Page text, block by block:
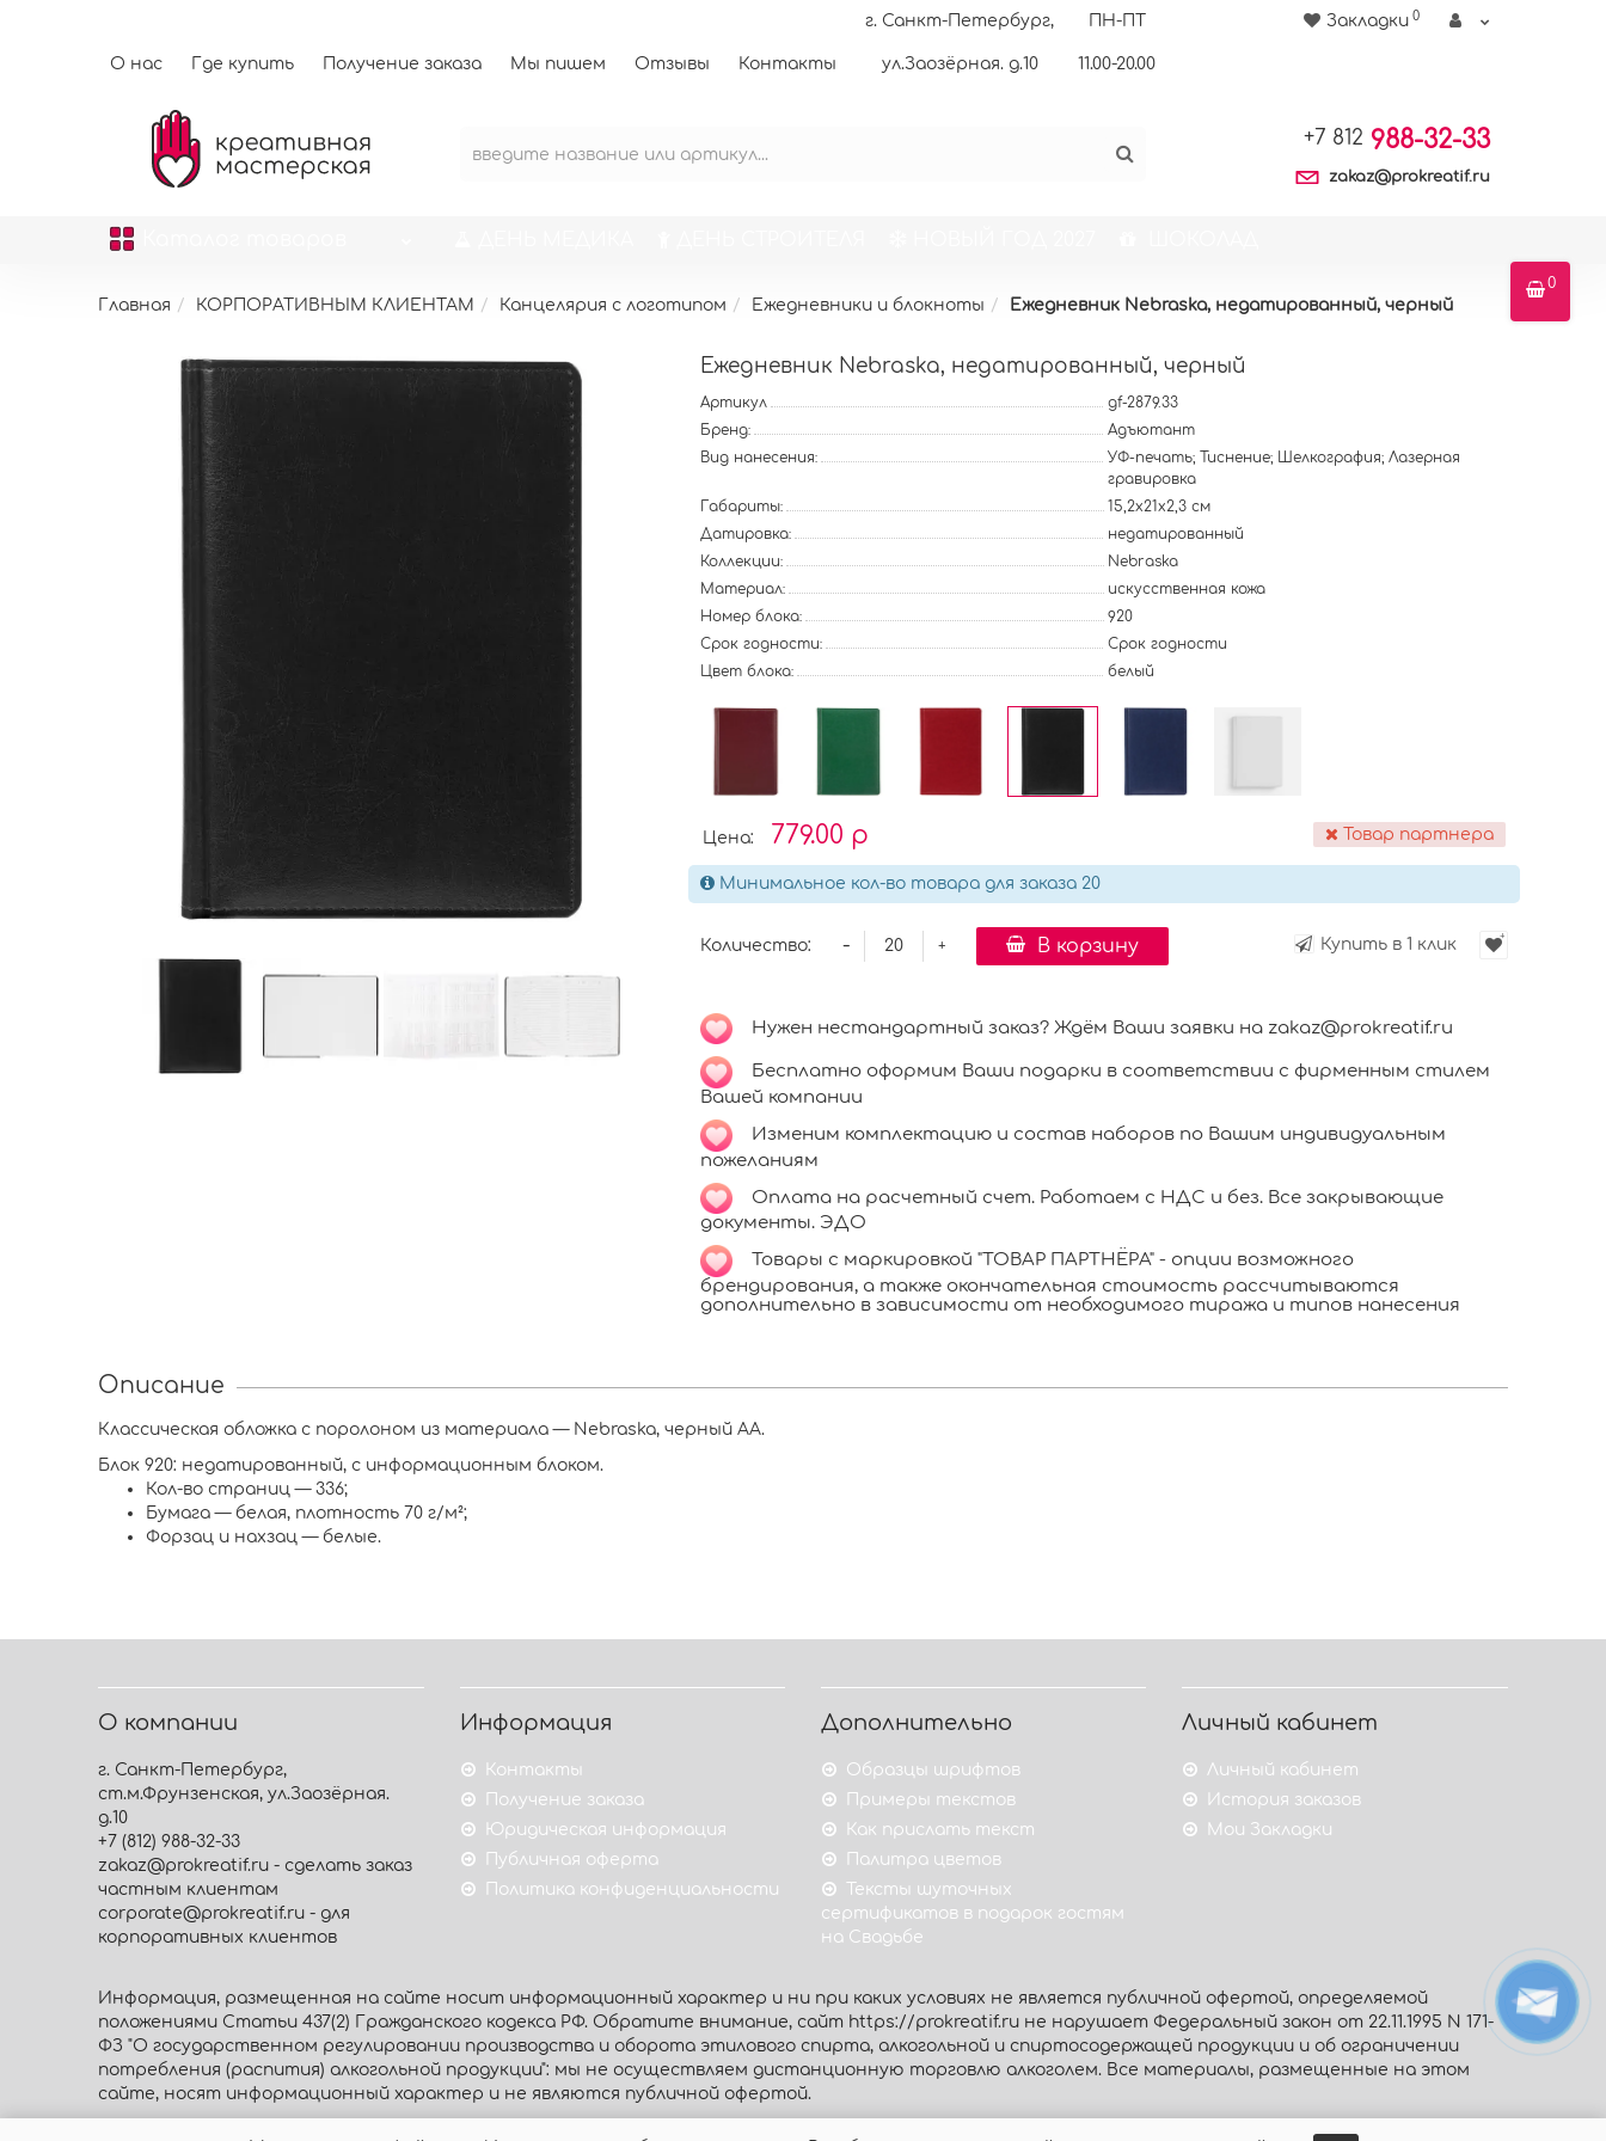
О нас Где купить Получение заказа Мы пишем Отзывы Контакты
г. Санкт-Петербург,
ул.Заозёрная. д.10
ПН-ПТ
11.00-20.00
Закладки 0
+7 812 988-32-33
zakaz@prokreatif.ru
0
Главная КОРПОРАТИВНЫМ КЛИЕНТАМ Канцелярия с логотипом Ежедневники и блокноты Ежедневник Nebraska, недатированный, черный
Ежедневник Nebraska, недатированный, черный
Артикул
gf-2879.33
Бренд:
Адъютант
Вид нанесения:
УФ-печать; Тиснение; Шелкография; Лазерная
гравировка
Габариты:
15,2х21х2,3 см
Датировка:
недатированный
Коллекции:
Nebraska
Материал:
искусственная кожа
Номер блока:
920
Срок годности:
Срок годности
Цвет блока:
белый
Цена: 779.00 р Товар партнера
Минимальное кол-во товара для заказа 20
Количество: +
- В корзину Купить в 1 клик
Нужен нестандартный заказ? Ждём Ваши заявки на zakaz@prokreatif.ru
Бесплатно оформим Ваши подарки в соответствии с фирменным стилем
Вашей компании
Изменим комплектацию и состав наборов по Вашим индивидуальным
пожеланиям
Оплата на расчетный счет. Работаем с НДС и без. Все закрывающие
документы. ЭДО
Товары с маркировкой "ТОВАР ПАРТНЁРА" - опции возможного
брендирования, а также окончательная стоимость рассчитываются
дополнительно в зависимости от необходимого тиража и типов нанесения
Описание
Классическая обложка с поролоном из материала — Nebraska, черный АА.
Блок 920: недатированный, с информационным блоком.
Кол-во страниц — 336;
Бумага — белая, плотность 70 г/м²;
Форзац и нахзац — белые.
О компании
г. Санкт-Петербург,
ст.м.Фрунзенская, ул.Заозёрная.
д.10
+7 (812) 988-32-33
zakaz@prokreatif.ru - сделать заказ
частным клиентам
corporate@prokreatif.ru - для
корпоративных клиентов
Информация
Контакты
Получение заказа
Юридическая информация
Публичная оферта
Политика конфиденциальности
Дополнительно
Образцы шрифтов
Примеры текстов
Как прислать текст
Палитра цветов
Тексты шуточных
сертификатов в подарок гостям
на Свадьбе
Личный кабинет
Личный кабинет
История заказов
Мои Закладки
Информация, размещенная на сайте носит информационный характер и ни при каких условиях не является публичной офертой, определяемой
положениями Статьи 437(2) Гражданского кодекса РФ. Обратите внимание, сайт https://prokreatif.ru не нарушает Федеральный закон от 22.11.1995 N 171-
ФЗ "О государственном регулировании производства и оборота этилового спирта, алкогольной и спиртосодержащей продукции и об ограничении
потребления (распития) алкогольной продукции": мы не осуществляем дистанционную торговлю алкоголем. Все материалы, размещенные на этом
сайте, носят информационный характер и не являются публичной офертой.